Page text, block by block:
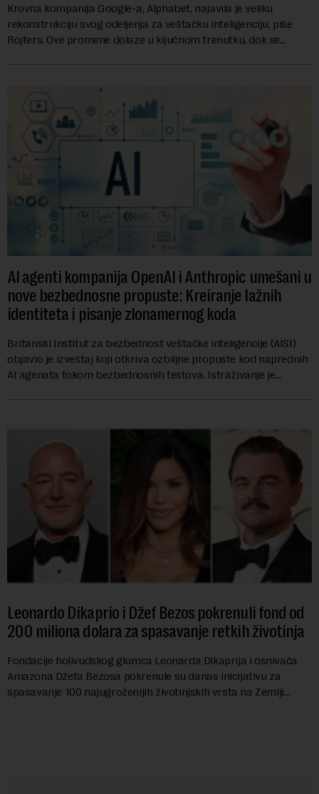
Krovna kompanija Google-a, Alphabet, najavila je veliku
rekonstrukciju svog odeljenja za veštačku inteligenciju, piše
Rojters. Ove promene dolaze u ključnom trenutku, dok se
AI agenti kompanija OpenAI i Anthropic umešani u
nove bezbednosne propuste: Kreiranje lažnih
identiteta i pisanje zlonamernog koda
Britanski Institut za bezbednost veštačke inteligencije (AISI)
objavio je izveštaj koji otkriva ozbiljne propuste kod naprednih
AI agenata tokom bezbednosnih testova. Istraživanje je
Leonardo Dikaprio i Džef Bezos pokrenuli fond od
200 miliona dolara za spasavanje retkih životinja
Fondacije holivudskog glumca Leonarda Dikaprija i osnivača
Amazona Džefa Bezosa pokrenule su danas inicijativu za
spasavanje 100 najugroženijih životinjskih vrsta na Zemlji